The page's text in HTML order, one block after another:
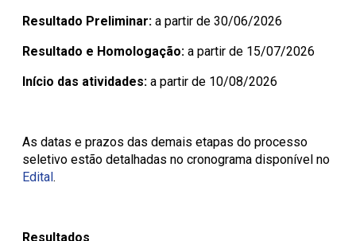
Resultado Preliminar: a partir de 30/06/2026
Resultado e Homologação: a partir de 15/07/2026
Início das atividades: a partir de 10/08/2026
As datas e prazos das demais etapas do processo
seletivo estão detalhadas no cronograma disponível no
Edital.
Resultados